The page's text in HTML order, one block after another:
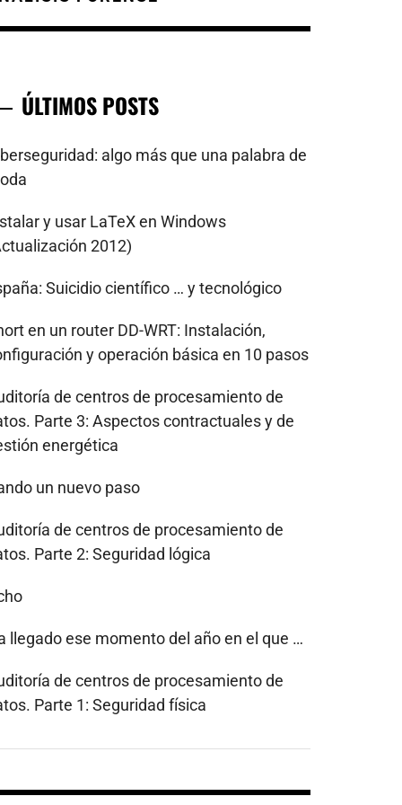
ÚLTIMOS POSTS
algo más que una palabra de
y usar LaTeX en Windows
2012)
Suicidio científico … y tecnológico
en un router DD-WRT: Instalación,
y operación básica en 10 pasos
de centros de procesamiento de
Parte 3: Aspectos contractuales y de
energética
un nuevo paso
de centros de procesamiento de
Parte 2: Seguridad lógica
llegado ese momento del año en el que …
de centros de procesamiento de
Parte 1: Seguridad física